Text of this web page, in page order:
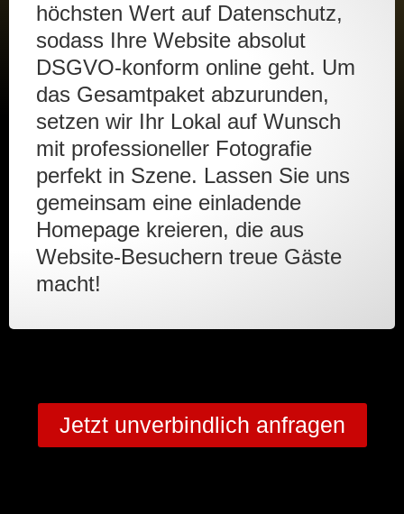
höchsten Wert auf Datenschutz,
sodass Ihre Website absolut
DSGVO-konform online geht. Um
das Gesamtpaket abzurunden,
setzen wir Ihr Lokal auf Wunsch
mit professioneller Fotografie
perfekt in Szene. Lassen Sie uns
gemeinsam eine einladende
Homepage kreieren, die aus
Website-Besuchern treue Gäste
macht!
Jetzt unverbindlich anfragen